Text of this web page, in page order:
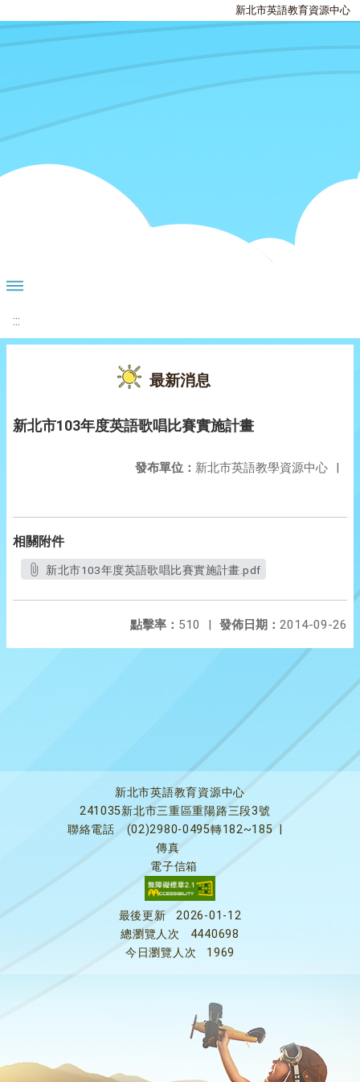
新北市英語教育資源中心
:::
最新消息
新北市103年度英語歌唱比賽實施計畫
發布單位： 新北市英語教學資源中心 |
相關附件
新北市103年度英語歌唱比賽實施計畫.pdf
發佈日期： 2014-09-26
點擊率： 510 |
新北市英語教育資源中心
241035新北市三重區重陽路三段3號
聯絡電話
(02)2980-0495轉182~185
傳真
電子信箱
最後更新
2026-01-12
總瀏覽人次
4440698
今日瀏覽人次
1969